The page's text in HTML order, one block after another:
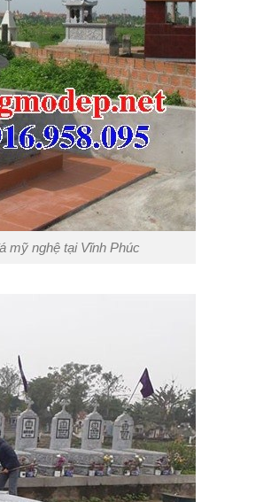
mỹ nghệ tại Vĩnh Phúc